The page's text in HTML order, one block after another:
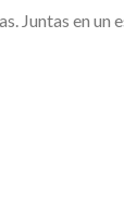
Juntas en un